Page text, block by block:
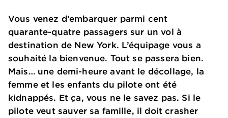
Vous venez d’embarquer parmi cent
quarante-quatre passagers sur un vol à
destination de New York. L’équipage vous a
souhaité la bienvenue. Tout se passera bien.
Mais… une demi-heure avant le décollage, la
femme et les enfants du pilote ont été
kidnappés. Et ça, vous ne le savez pas. Si le
pilote veut sauver sa famille, il doit crasher